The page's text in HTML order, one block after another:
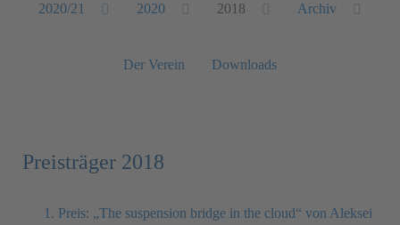
2020/21 2020 2018 Archiv
Der Verein Downloads
Preisträger 2018
1. Preis: „The suspension bridge in the cloud“ von Aleksei